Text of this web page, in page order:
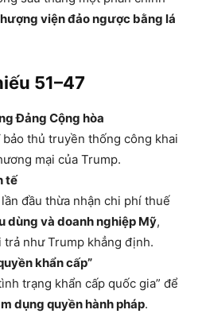
viện đảo ngược bằng lá
51–47
Đảng Cộng hòa
thủ truyền thống công khai
mại của Trump.
tế
đầu thừa nhận chi phí thuế
dùng và doanh nghiệp Mỹ,
như Trump khẳng định.
khẩn cấp”
trạng khẩn cấp quốc gia” để
dụng quyền hành pháp.